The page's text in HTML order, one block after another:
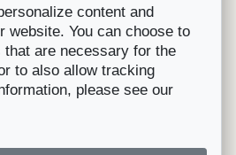
(SCIB) est une organisation
qui représente les principales
de congrès, séminaires et
gratuitement des conseils et
de congrès, convention,
RP etc. en Suisse.
content and
website. You can choose to
are necessary for the
to also allow tracking
please see our